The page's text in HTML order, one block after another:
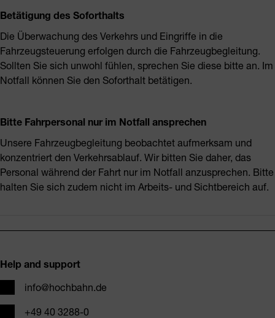
Betätigung des Soforthalts
Die Überwachung des Verkehrs und Eingriffe in die
Fahrzeugsteuerung erfolgen durch die Fahrzeugbegleitung.
Sollten Sie sich unwohl fühlen, sprechen Sie diese bitte an. Im
Notfall können Sie den Soforthalt betätigen.
Bitte Fahrpersonal nur im Notfall ansprechen
Unsere Fahrzeugbegleitung beobachtet aufmerksam und
konzentriert den Verkehrsablauf. Wir bitten Sie daher, das
Personal während der Fahrt nur im Notfall anzusprechen. Bitte
halten Sie sich zudem nicht im Arbeits- und Sichtbereich auf.
Help and support
info@hochbahn.de
Phone+49 40 3288-0